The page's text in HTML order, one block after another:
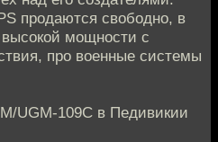
продаются свободно, в
мощности с
про военные системы
UGM-109C в Педивикии